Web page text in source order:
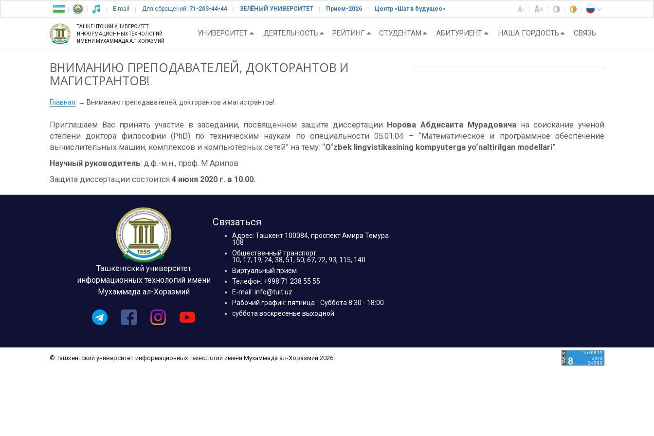
E-mail Для обращений: 71-203-44-44 ЗЕЛЁНЫЙ УНИВЕРСИТЕТ Прием-2026 Центр «Шаг в будущее»
ТАШКЕНТСКИЙ УНИВЕРСИТЕТ
ИНФОРМАЦИОННЫХ ТЕХНОЛОГИЙ
ИМЕНИ МУХАММАДА АЛ-ХОРАЗМИЙ
УНИВЕРСИТЕТ ДЕЯТЕЛЬНОСТЬ РЕЙТИНГ СТУДЕНТАМ АБИТУРИЕНТ НАША ГОРДОСТЬ СВЯЗЬ
ВНИМАНИЮ ПРЕПОДАВАТЕЛЕЙ, ДОКТОРАНТОВ И
МАГИСТРАНТОВ!
Главная Вниманию преподавателей, докторантов и магистрантов!
Приглашаем Вас принять участие в заседании, посвященном защите диссертации Норова Абдисаита Мурадовичана соискание ученой
степени доктора философии (PhD) по техническим наукам по специальности 05.01.04 – “Математическое и программное обеспечение
вычислительных машин, комплексов и компьютерных сетей” на тему: “O‘zbek lingvistikasining kompyuterga yo‘naltirilgan modellari”.
Научный руководитель: д.ф.-м.н., проф. М.Арипов
Защита диссертации состоится 4 июня 2020 г. в 10.00.
Ташкентский университет
информационных технологий имени
Мухаммада ал-Хоразмий
Связаться
Адрес: Ташкент 100084, проспект Амира Темура
108
Общественный транспорт:
10, 17, 19, 24, 38, 51, 60, 67, 72, 93, 115, 140
Виртуальный прием
Телефон: +998 71 238 55 55
E-mail: info@tuit.uz
Рабочий график: пятница - Суббота 8:30 - 18:00
суббота воскресенье выходной
© Ташкентский университет информационных технологий имени Мухаммада ал-Хоразмий 2026